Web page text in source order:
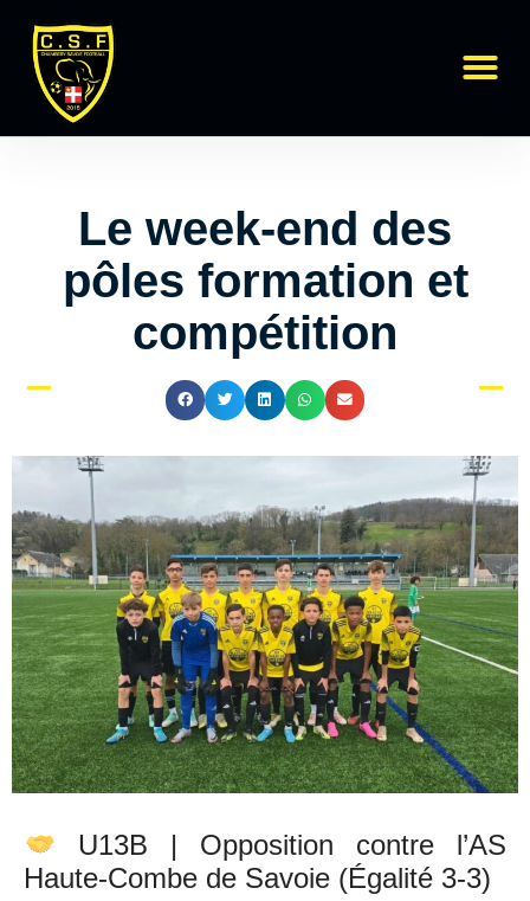
Le week-end des
pôles formation et
compétition
U13B | Opposition contre l’AS
Haute-Combe de Savoie (Égalité 3-3)